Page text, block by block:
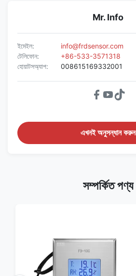
Mr. Info
ইমেইল:
info@frdsensor.com
টেলিফোন:
+86-533-3571318
হোয়াটসঅ্যাপ:
008615169332001
এখনই অনুসন্ধান করুন
সম্পর্কিত পণ্য